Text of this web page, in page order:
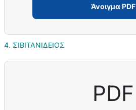
Άνοιγμα PDF
4. ΣΙΒΙΤΑΝΙΔΕΙΟΣ
PDF